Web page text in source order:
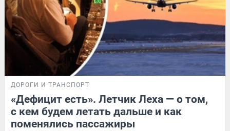
ДОРОГИ И ТРАНСПОРТ
«Дефицит есть». Летчик Леха — о том,
с кем будем летать дальше и как
поменялись пассажиры